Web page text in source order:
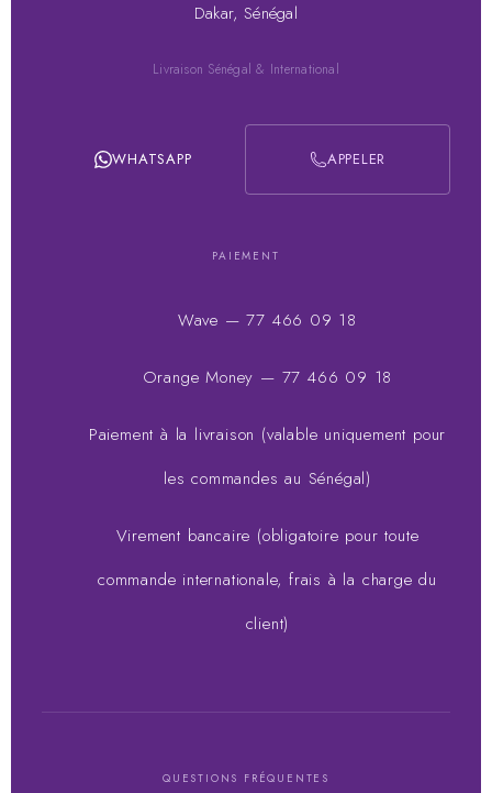
Dakar, Sénégal
Livraison Sénégal & International
WHATSAPP APPELER
PAIEMENT
Wave — 77 466 09 18
Orange Money — 77 466 09 18
Paiement à la livraison (valable uniquement pour
les commandes au Sénégal)
Virement bancaire (obligatoire pour toute
commande internationale, frais à la charge du
client)
QUESTIONS FRÉQUENTES